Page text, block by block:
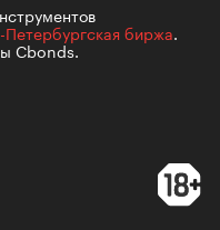
Петербургская биржа.
Cbonds.